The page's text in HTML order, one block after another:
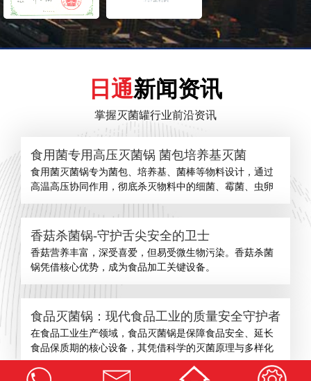
日通新闻资讯
掌握灭菌罐行业前沿资讯
食用菌专用高压灭菌锅 菌包培养基灭菌
食用菌灭菌锅专为菌包、培养基、菌棒等物料设计，通过
高温高压协同作用，彻底杀灭物料中的细菌、霉菌、虫卵
香菇杀菌锅-守护舌尖安全的卫士
​香菇营养丰富，深受喜爱，但易受微生物污染。香菇杀菌
锅凭借核心优势，成为食品加工关键设备。
食品灭菌锅：现代食品工业的质量安全守护者
在食品工业生产领域，食品灭菌锅是保障食品安全、延长
食品保质期的核心设备，其凭借科学的灭菌原理与多样化